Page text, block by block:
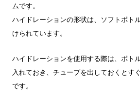
ムです。
ハイドレーションの形状は、ソフトボト
けられています。
ハイドレーションを使用する際は、ボト
入れておき、チューブを出しておくとす
です。